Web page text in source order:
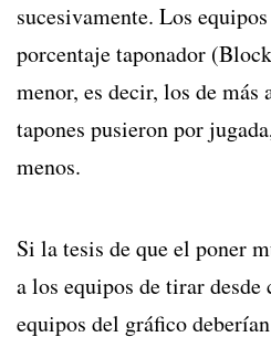
sucesivamente. Los
porcentaje taponador
menor, es decir, los de más
tapones pusieron por
menos.
Si la tesis de que el poner
a los equipos de tirar
equipos del gráfico